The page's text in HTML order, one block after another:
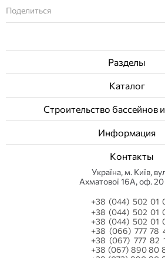
Поделиться
Разделы
Каталог
Строительство бассейнов
Информация
Контакты
Українa, м. Київ,
Ахматової 16А, оф.
+38 (044) 502 01
+38 (044) 502 01
+38 (044) 502 01
+38 (066) 777 78
+38 (067) 777 82
+38 (067) 890 80